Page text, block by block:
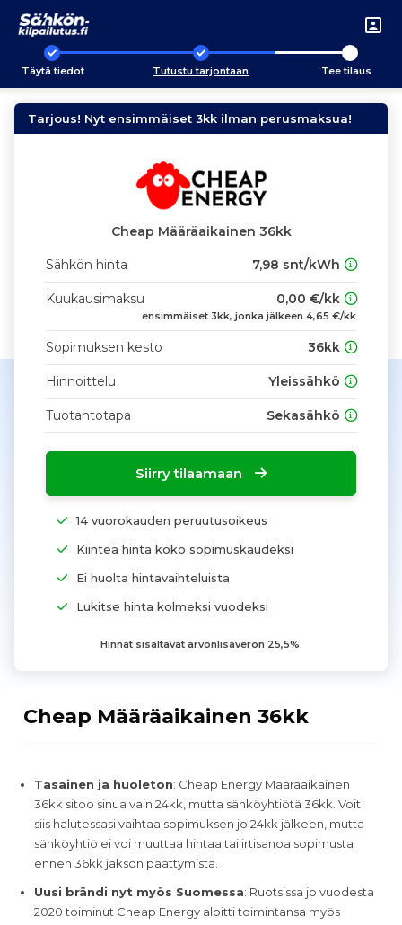
Täytä tiedot Tutustu tarjontaan Tee tilaus
Tarjous! Nyt ensimmäiset 3kk ilman perusmaksua!
Cheap Määräaikainen 36kk
Sähkön hinta 7,98 snt/kWh
Kuukausimaksu 0,00 €/kk
ensimmäiset 3kk, jonka jälkeen 4,65 €/kk
Sopimuksen kesto 36kk
Hinnoittelu Yleissähkö
Tuotantotapa Sekasähkö
Siirry tilaamaan
14 vuorokauden peruutusoikeus
Kiinteä hinta koko sopimuskaudeksi
Ei huolta hintavaihteluista
Lukitse hinta kolmeksi vuodeksi
Hinnat sisältävät arvonlisäveron 25,5%.
Cheap Määräaikainen 36kk
Tasainen ja huoleton: Cheap Energy Määräaikainen
36kk sitoo sinua vain 24kk, mutta sähköyhtiötä 36kk. Voit
siis halutessasi vaihtaa sopimuksen jo 24kk jälkeen, mutta
sähköyhtiö ei voi muuttaa hintaa tai irtisanoa sopimusta
ennen 36kk jakson päättymistä.
Uusi brändi nyt myös Suomessa: Ruotsissa jo vuodesta
2020 toiminut Cheap Energy aloitti toimintansa myös